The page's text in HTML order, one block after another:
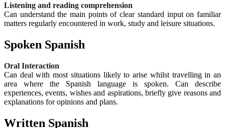
Listening and reading comprehension
Can understand the main points of clear standard input on familiar
matters regularly encountered in work, study and leisure situations.
Spoken Spanish
Oral Interaction
Can deal with most situations likely to arise whilst travelling in an
area where the Spanish language is spoken. Can describe
experiences, events, wishes and aspirations, briefly give reasons and
explanations for opinions and plans.
Written Spanish